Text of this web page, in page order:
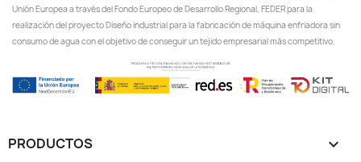
Unión Europea a través del Fondo Europeo de Desarrollo Regional, FEDER para la
realización del proyecto Diseño industrial para la fabricación de máquina enfriadora sin
consumo de agua con el objetivo de conseguir un tejido empresarial más competitivo.
PRODUCTOS 